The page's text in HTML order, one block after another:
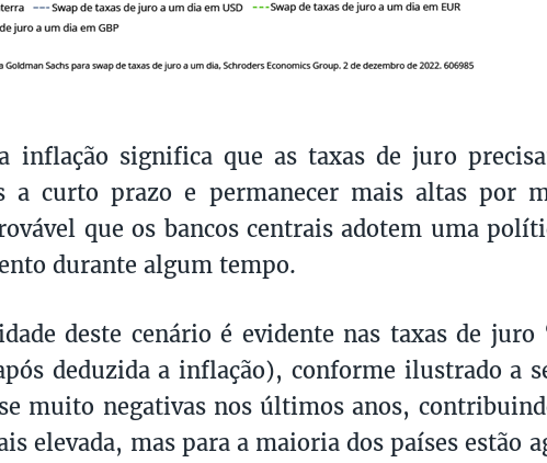
inflação significa que as taxas de juro
a curto prazo e permanecer mais altas por
que os bancos centrais adotem uma
durante algum tempo.
deste cenário é evidente nas taxas de juro
deduzida a inflação), conforme ilustrado a
muito negativas nos últimos anos,
elevada, mas para a maioria dos países estão